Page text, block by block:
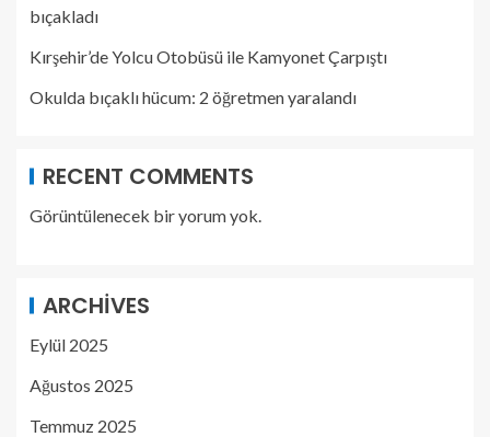
bıçakladı
Kırşehir’de Yolcu Otobüsü ile Kamyonet Çarpıştı
Okulda bıçaklı hücum: 2 öğretmen yaralandı
RECENT COMMENTS
Görüntülenecek bir yorum yok.
ARCHIVES
Eylül 2025
Ağustos 2025
Temmuz 2025